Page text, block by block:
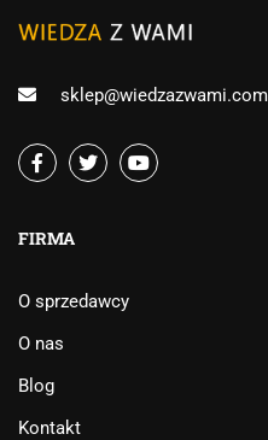
FIRMA
O sprzedawcy
O nas
Blog
Kontakt